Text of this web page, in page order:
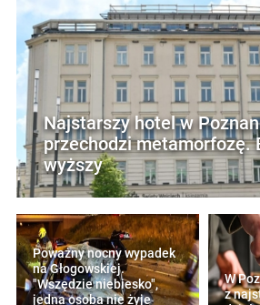
Najstarszy hotel w
przechodzi metamorfozę.
wyższy
Poważny nocny wypadek
na Głogowskiej.
"Wszędzie niebiesko",
jedna osoba nie żyje
W
z